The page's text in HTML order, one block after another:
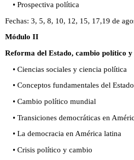
• Prospectiva política
Fechas: 3, 5, 8, 10, 12, 15, 17,19 de
Módulo II
Reforma del Estado, cambio político
• Ciencias sociales y ciencia política
• Conceptos fundamentales del
• Cambio político mundial
• Transiciones democráticas en
• La democracia en América latina
• Crisis político y cambio